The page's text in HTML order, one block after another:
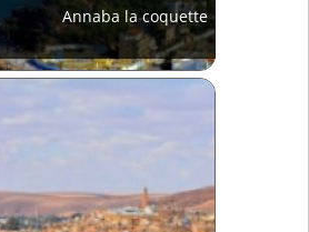
Annaba la coquette